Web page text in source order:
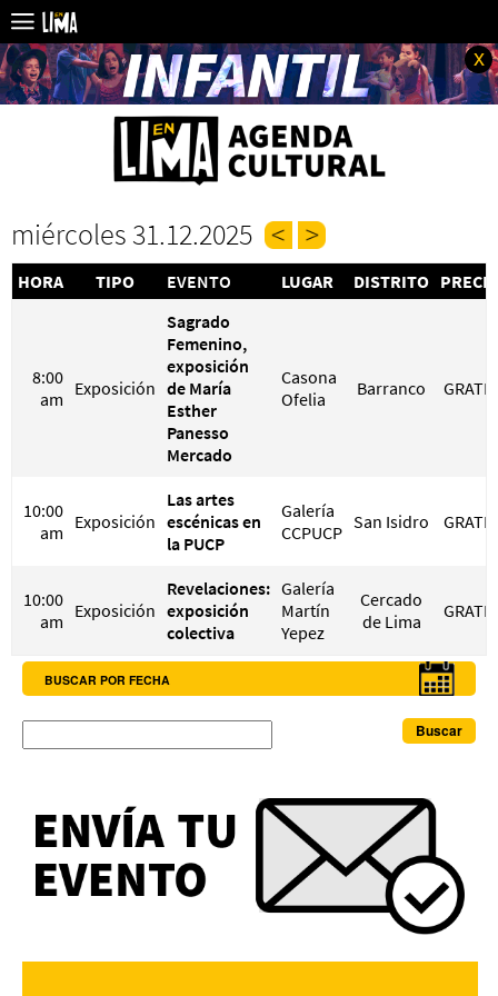
x
miércoles 31.12.2025
HORA TIPO EVENTO LUGAR DISTRITO
8:00
am Exposición
Sagrado
Femenino,
exposición
de María
Esther
Panesso
Mercado
Casona
Ofelia
Barranco GRATIS
10:00
am Exposición
Las artes
escénicas en
la PUCP
Galería
CCPUCP San Isidro GRATIS
10:00
am Exposición
Revelaciones:
exposición
colectiva
Galería
Martín
Yepez
Cercado
de Lima
GRATIS
BUSCAR POR FECHA